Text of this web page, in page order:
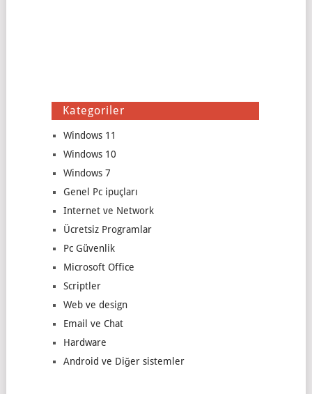
Kategoriler
Windows 11
Windows 10
Windows 7
Genel Pc ipuçları
Internet ve Network
Ücretsiz Programlar
Pc Güvenlik
Microsoft Office
Scriptler
Web ve design
Email ve Chat
Hardware
Android ve Diğer sistemler